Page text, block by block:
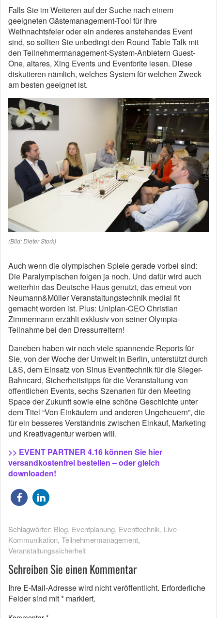
Falls Sie im Weiteren auf der Suche nach einem
geeigneten Gästemanagement-Tool für Ihre
Weihnachtsfeier oder ein anderes anstehendes Event
sind, so sollten Sie unbedingt den Round Table Talk mit
den Teilnehmermanagement-System-Anbietern Guest-
One, altares, Xing Events und Eventbrite lesen. Diese
diskutieren nämlich, welches System für welchen Zweck
am besten geeignet ist.
(Bild: Dieter Stork)
Auch wenn die olympischen Spiele gerade vorbei sind:
Die Paralympischen folgen ja noch. Und dafür wird auch
weiterhin das Deutsche Haus genutzt, das erneut von
Neumann&Müller Veranstaltungstechnik medial fit
gemacht worden ist. Plus: Uniplan-CEO Christian
Zimmermann erzählt exklusiv von seiner Olympia-
Teilnahme bei den Dressurreitern!
Daneben haben wir noch viele spannende Reports für
Sie, von der Woche der Umwelt in Berlin, unterstützt durch
L&S, dem Einsatz von Sinus Eventtechnik für die Sieger-
Bahncard, Sicherheitstipps für die Veranstaltung von
öffentlichen Events, sechs Szenarien für den Meeting
Space der Zukunft sowie eine schöne Geschichte unter
dem Titel “Von Einkäufern und anderen Ungeheuern”, die
für ein besseres Verständnis zwischen Einkauf, Marketing
und Kreativagentur werben will.
>> EVENT PARTNER 4.16 können Sie hier
versandkostenfrei bestellen – oder gleich
downloaden!
Schlagwörter: Blog, Eventplanung, Eventtechnik, Live
Kommunikation, Teilnehmermanagement,
Veranstaltungssicherheit
Schreiben Sie einen Kommentar
Ihre E-Mail-Adresse wird nicht veröffentlicht. Erforderliche
Felder sind mit* markiert.